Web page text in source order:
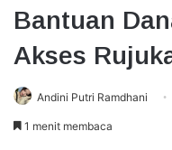
Bantuan
Akses
Andini Putri Ramdhani
1 menit membaca